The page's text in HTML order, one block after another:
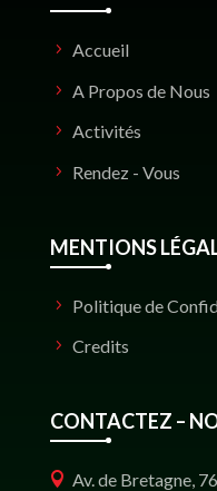
Accueil
A Propos de Nous
Activités
Rendez - Vous
MENTIONS
Politique de
Credits
CONTACTEZ –
Av. de Bretagne,